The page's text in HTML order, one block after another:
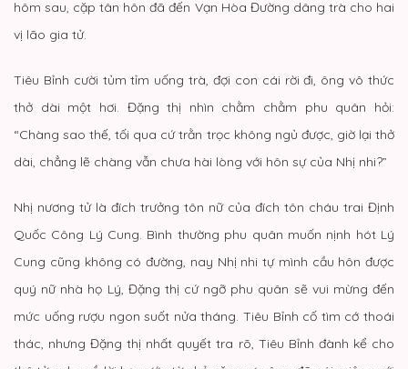
hôm sau, cặp tân hôn đã đến Vạn Hòa Đường dâng trà cho hai
vị lão gia tử.
Tiêu Bỉnh cười tủm tỉm uống trà, đợi con cái rời đi, ông vô thức
thở dài một hơi. Đặng thị nhìn chằm chằm phu quân hỏi:
“Chàng sao thế, tối qua cứ trằn trọc không ngủ được, giờ lại thở
dài, chẳng lẽ chàng vẫn chưa hài lòng với hôn sự của Nhị nhi?”
Nhị nương tử là đích trưởng tôn nữ của đích tôn cháu trai Định
Quốc Công Lý Cung. Bình thường phu quân muốn nịnh hót Lý
Cung cũng không có đường, nay Nhị nhi tự mình cầu hôn được
quý nữ nhà họ Lý, Đặng thị cứ ngỡ phu quân sẽ vui mừng đến
mức uống rượu ngon suốt nửa tháng. Tiêu Bỉnh cố tìm cớ thoái
thác, nhưng Đặng thị nhất quyết tra rõ, Tiêu Bỉnh đành kể cho